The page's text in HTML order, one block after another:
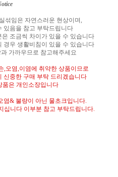
섞임은 자연스러운 현상이며,
있음을 참고 부탁드립니다
은 조금씩 차이가 있을 수 있습니다
경우 생활비침이 있을 수 있습니다
가까우므로 참고해주세요
,오염,이염에 취약한 상품이므로
신중한 구매 부탁 드리겠습니다
품은 개인소장입니다
염& 불량이 아닌 물초크입니다.
십니다 이부분 참고 부탁드립니다.